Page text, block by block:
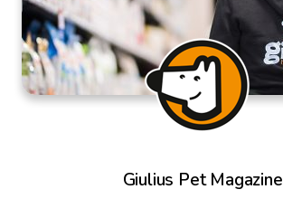
Giulius Pet Magazine